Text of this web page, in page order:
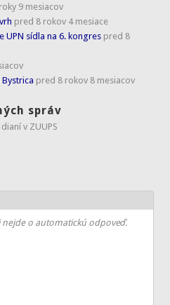
9 mesiacov
pred 8 rokov 4 mesiace
UPN sídla na 6. kongres pred 8
pred 8 rokov 8 mesiacov
správ
v ZUUPS
nejde o automatickú odpoveď.